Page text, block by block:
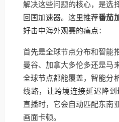
解决这些问题的核心，是选
回国加速器。这里推荐番茄
好击中海外观赛的痛点：
首先是全球节点分布和智能
曼谷、加拿大多伦多还是马
全球节点都能覆盖，智能分
线路，让跨境连接延迟降
直播时，它会自动匹配东南
画面卡顿。